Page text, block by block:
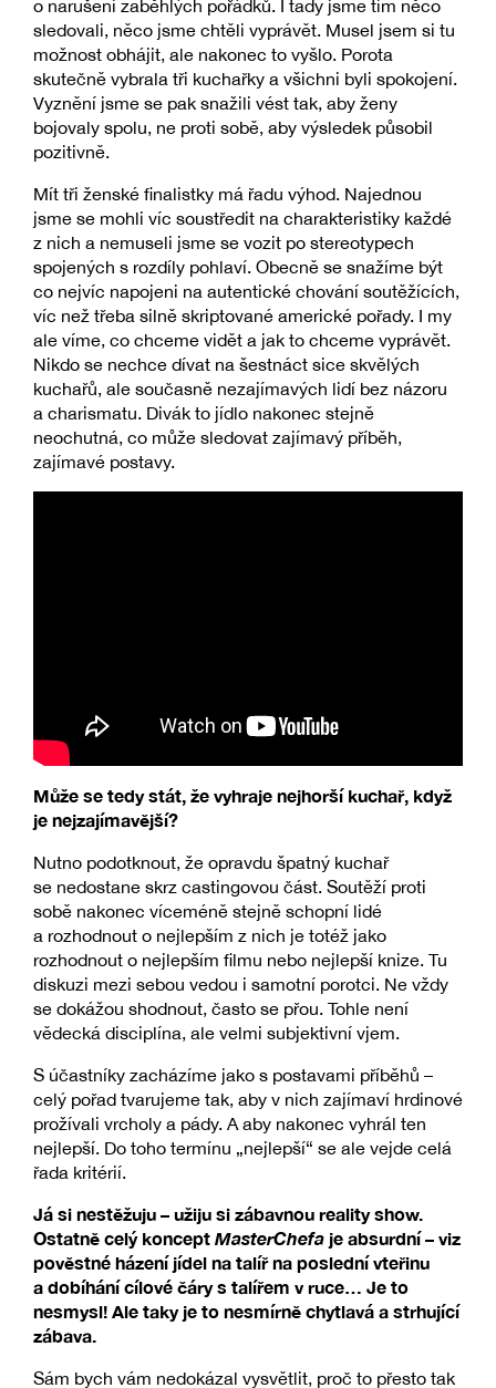
o narušení zaběhlých pořádků. I tady jsme tím něco
sledovali, něco jsme chtěli vyprávět. Musel jsem si tu
možnost obhájit, ale nakonec to vyšlo. Porota
skutečně vybrala tři kuchařky a všichni byli spokojení.
Vyznění jsme se pak snažili vést tak, aby ženy
bojovaly spolu, ne proti sobě, aby výsledek působil
pozitivně.
Mít tři ženské finalistky má řadu výhod. Najednou
jsme se mohli víc soustředit na charakteristiky každé
z nich a nemuseli jsme se vozit po stereotypech
spojených s rozdíly pohlaví. Obecně se snažíme být
co nejvíc napojeni na autentické chování soutěžících,
víc než třeba silně skriptované americké pořady. I my
ale víme, co chceme vidět a jak to chceme vyprávět.
Nikdo se nechce dívat na šestnáct sice skvělých
kuchařů, ale současně nezajímavých lidí bez názoru
a charismatu. Divák to jídlo nakonec stejně
neochutná, co může sledovat zajímavý příběh,
zajímavé postavy.
Může se tedy stát, že vyhraje nejhorší kuchař, když
je nejzajímavější?
Nutno podotknout, že opravdu špatný kuchař
se nedostane skrz castingovou část. Soutěží proti
sobě nakonec víceméně stejně schopní lidé
a rozhodnout o nejlepším z nich je totéž jako
rozhodnout o nejlepším filmu nebo nejlepší knize. Tu
diskuzi mezi sebou vedou i samotní porotci. Ne vždy
se dokážou shodnout, často se přou. Tohle není
vědecká disciplína, ale velmi subjektivní vjem.
S účastníky zacházíme jako s postavami příběhů –
celý pořad tvarujeme tak, aby v nich zajímaví hrdinové
prožívali vrcholy a pády. A aby nakonec vyhrál ten
nejlepší. Do toho termínu „nejlepší“ se ale vejde celá
řada kritérií.
Já si nestěžuju – užiju si zábavnou reality show.
Ostatně celý koncept MasterChefa je absurdní – viz
pověstné házení jídel na talíř na poslední vteřinu
a dobíhání cílové čáry s talířem v ruce… Je to
nesmysl! Ale taky je to nesmírně chytlavá a strhující
zábava.
Sám bych vám nedokázal vysvětlit, proč to přesto tak